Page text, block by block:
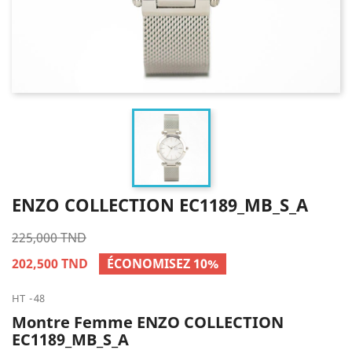
ENZO COLLECTION EC1189_MB_S_A
225,000 TND
202,500 TND
ÉCONOMISEZ 10%
HT 48
Montre Femme ENZO COLLECTION
EC1189_MB_S_A